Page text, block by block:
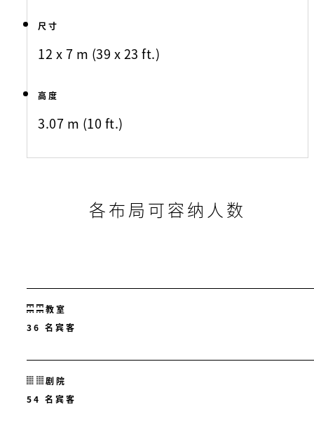
尺寸
12 x 7 m (39 x 23 ft.)
高度
3.07 m (10 ft.)
各布局可容纳人数
教室
36 名宾客
剧院
54 名宾客